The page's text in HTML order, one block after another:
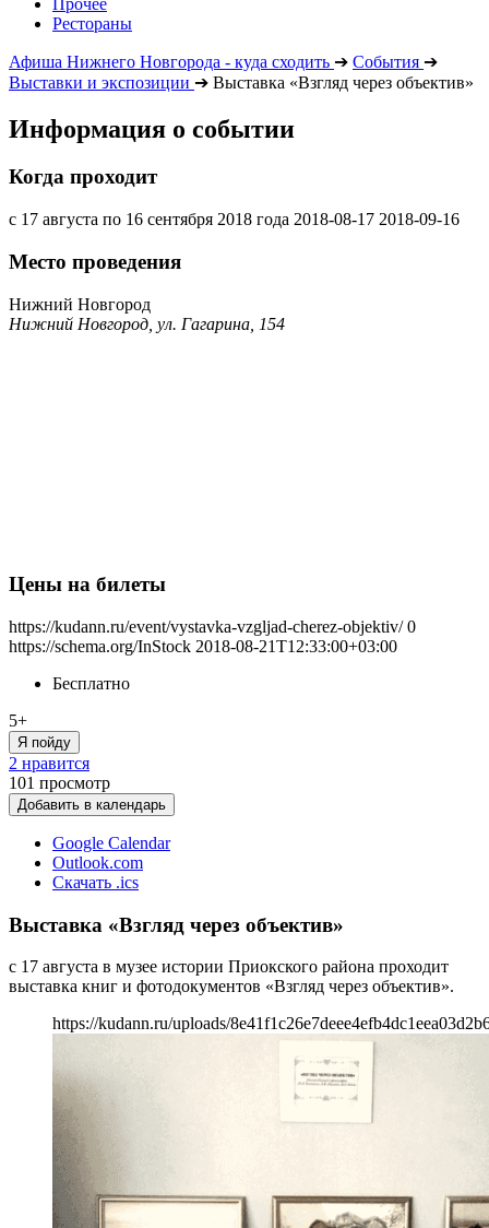
Рестораны
Афиша Нижнего Новгорода - куда сходить ➔ События ➔
Выставки и экспозиции ➔ Выставка «Взгляд через объектив»
Информация о событии
Когда проходит
с 17 августа по 16 сентября 2018 года 2018-08-17 2018-09-16
Место проведения
Нижний Новгород
Нижний Новгород, ул. Гагарина, 154
Цены на билеты
https://kudann.ru/event/vystavka-vzgljad-cherez-objektiv/ 0
https://schema.org/InStock 2018-08-21T12:33:00+03:00
Бесплатно
5+
Я пойду
2 нравится
101 просмотр
Добавить в календарь
Google Calendar
Outlook.com
Скачать .ics
Выставка «Взгляд через объектив»
с 17 августа в музее истории Приокского района проходит
выставка книг и фотодокументов «Взгляд через объектив».
https://kudann.ru/uploads/